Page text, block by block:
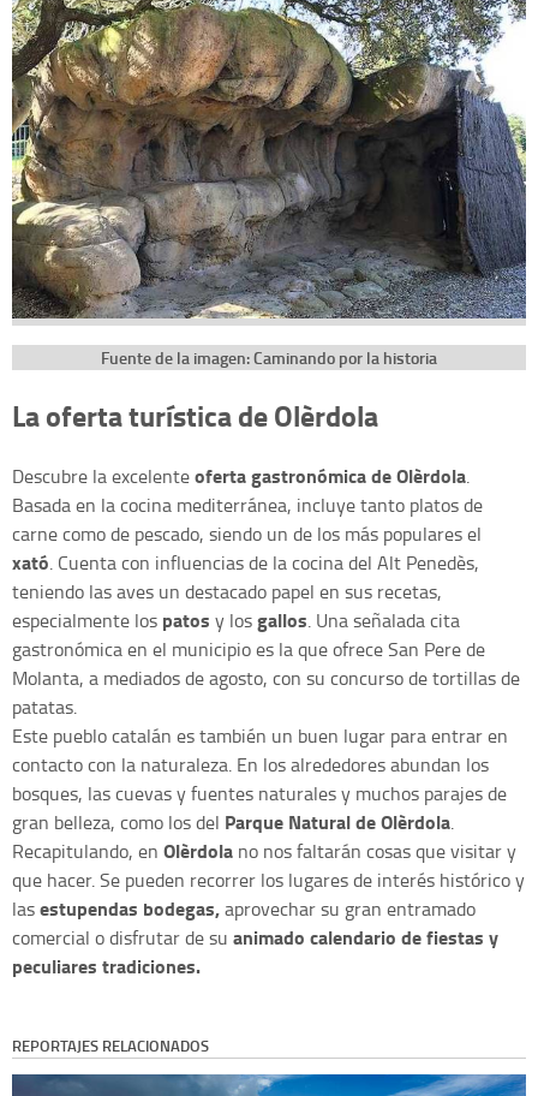
Fuente de la imagen: Caminando por la historia
La oferta turística de Olèrdola
Descubre la excelenteoferta gastronómica de Olèrdola.
Basada en la cocina mediterránea, incluye tanto platos de
carne como de pescado, siendo un de los más populares el
xató. Cuenta con influencias de la cocina del Alt Penedès,
teniendo las aves un destacado papel en sus recetas,
especialmente los patos y losgallos. Una señalada cita
gastronómica en el municipio es la que ofrece San Pere de
Molanta, a mediados de agosto, con su concurso de tortillas de
patatas.
Este pueblo catalán es también un buen lugar para entrar en
contacto con la naturaleza. En los alrededores abundan los
bosques, las cuevas y fuentes naturales y muchos parajes de
gran belleza, como los del Parque Natural de Olèrdola.
Recapitulando, en Olèrdola no nos faltarán cosas que visitar y
que hacer. Se pueden recorrer los lugares de interés histórico y
lasestupendas bodegas,aprovechar su gran entramado
comercial o disfrutar de su animado calendario de fiestas y
peculiares tradiciones.
REPORTAJES RELACIONADOS